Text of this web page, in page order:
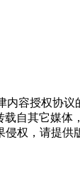
容授权协
自其它媒体
权，请提供